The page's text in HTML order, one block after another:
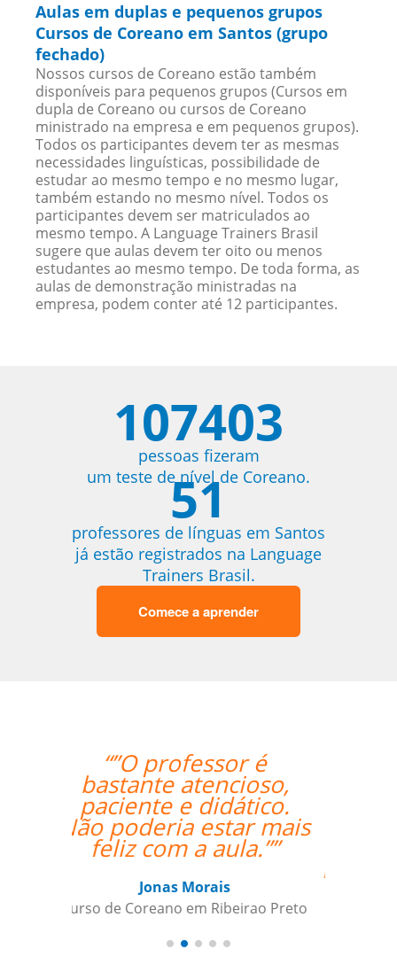
Aulas em duplas e pequenos grupos
Cursos de Coreano em Santos (grupo
fechado)
Nossos cursos de Coreano estão também
disponíveis para pequenos grupos (Cursos em
dupla de Coreano ou cursos de Coreano
ministrado na empresa e em pequenos grupos).
Todos os participantes devem ter as mesmas
necessidades linguísticas, possibilidade de
estudar ao mesmo tempo e no mesmo lugar,
também estando no mesmo nível. Todos os
participantes devem ser matriculados ao
mesmo tempo. A Language Trainers Brasil
sugere que aulas devem ter oito ou menos
estudantes ao mesmo tempo. De toda forma, as
aulas de demonstração ministradas na
empresa, podem conter até 12 participantes.
107403
pessoas fizeram
um teste de nível de Coreano.
51
professores de línguas em Santos
já estão registrados na Language
Trainers Brasil.
Comece a aprender
“”The class with Ivo
went well. He knows
his stuff and is very
helpful. He replies
quickly outside class
questions. ””
Curso de Português em Santos